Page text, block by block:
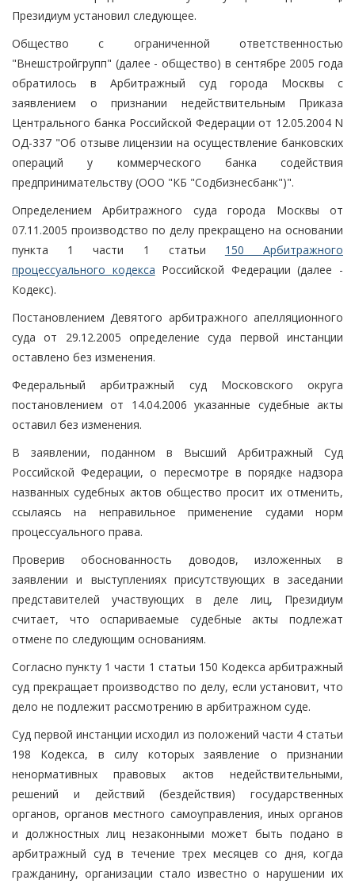
Президиум установил следующее.
Общество с ограниченной ответственностью
"Внешстройгрупп" (далее - общество) в сентябре 2005 года
обратилось в Арбитражный суд города Москвы с
заявлением о признании недействительным Приказа
Центрального банка Российской Федерации от 12.05.2004 N
ОД-337 "Об отзыве лицензии на осуществление банковских
операций у коммерческого банка содействия
предпринимательству (ООО "КБ "Содбизнесбанк")".
Определением Арбитражного суда города Москвы от
07.11.2005 производство по делу прекращено на основании
пункта 1 части 1 статьи 150 Арбитражного
процессуального кодекса Российской Федерации (далее -
Кодекс).
Постановлением Девятого арбитражного апелляционного
суда от 29.12.2005 определение суда первой инстанции
оставлено без изменения.
Федеральный арбитражный суд Московского округа
постановлением от 14.04.2006 указанные судебные акты
оставил без изменения.
В заявлении, поданном в Высший Арбитражный Суд
Российской Федерации, о пересмотре в порядке надзора
названных судебных актов общество просит их отменить,
ссылаясь на неправильное применение судами норм
процессуального права.
Проверив обоснованность доводов, изложенных в
заявлении и выступлениях присутствующих в заседании
представителей участвующих в деле лиц, Президиум
считает, что оспариваемые судебные акты подлежат
отмене по следующим основаниям.
Согласно пункту 1 части 1 статьи 150 Кодекса арбитражный
суд прекращает производство по делу, если установит, что
дело не подлежит рассмотрению в арбитражном суде.
Суд первой инстанции исходил из положений части 4 статьи
198 Кодекса, в силу которых заявление о признании
ненормативных правовых актов недействительными,
решений и действий (бездействия) государственных
органов, органов местного самоуправления, иных органов
и должностных лиц незаконными может быть подано в
арбитражный суд в течение трех месяцев со дня, когда
гражданину, организации стало известно о нарушении их